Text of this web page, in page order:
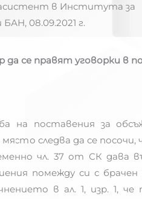
в Института за
БАН, 08.09.2021 г.
да се правят уговорки в
на поставения за
следва да се
чл. 37 от СК
помежду си с
в ал. 1, изр. 1,